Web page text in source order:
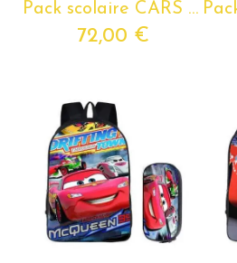
Pack scolaire CARS à composer pour classes de primaire – Cartable CARS + Trousse CARS + Lunchbox isotherme assortie
72,00 €